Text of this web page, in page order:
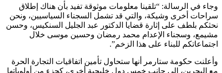
وجاء في الرسالة: “تلقينا معلومات موثوقة تفيد بأن هناك إطلاق
سراحات أخرى وشيكة، والتي قد تشمل السجناء السياسيين، ونحن
نحثكم بلطف على إثارة قضايا الدكتور عبد الجليل السنكيس، وحسن
مشيمع، وسجناء الإعدام محمد رمضان وحسين موسى خلال
اجتماعاتكم للبناء على هذا الزخم”.
وأعلنت حكومة ستارمر أنها ستحاول تأمين اتفاقيات التجارة الحرة
مع البحرين، إلى جانب خمس دول خليجية أخرى، كجزء من أولوياتها